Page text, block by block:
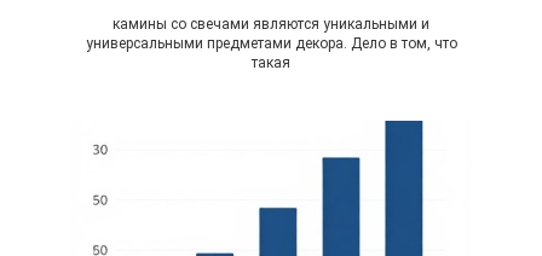
камины со свечами являются уникальными и
универсальными предметами декора. Дело в том, что
такая